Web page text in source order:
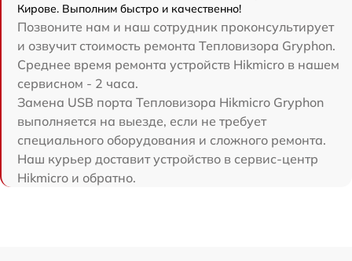
Кирове. Выполним быстро и качественно!
Позвоните нам и наш сотрудник проконсультирует
и озвучит стоимость ремонта Тепловизора Gryphon.
Среднее время ремонта устройств Hikmicro в нашем
сервисном - 2 часа.
Замена USB порта Тепловизора Hikmicro Gryphon
выполняется на выезде, если не требует
специального оборудования и сложного ремонта.
Наш курьер доставит устройство в сервис-центр
Hikmicro и обратно.